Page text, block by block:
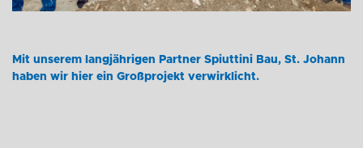
Mit unserem langjährigen Partner Spiuttini Bau, St. Johann
haben wir hier ein Großprojekt verwirklicht.